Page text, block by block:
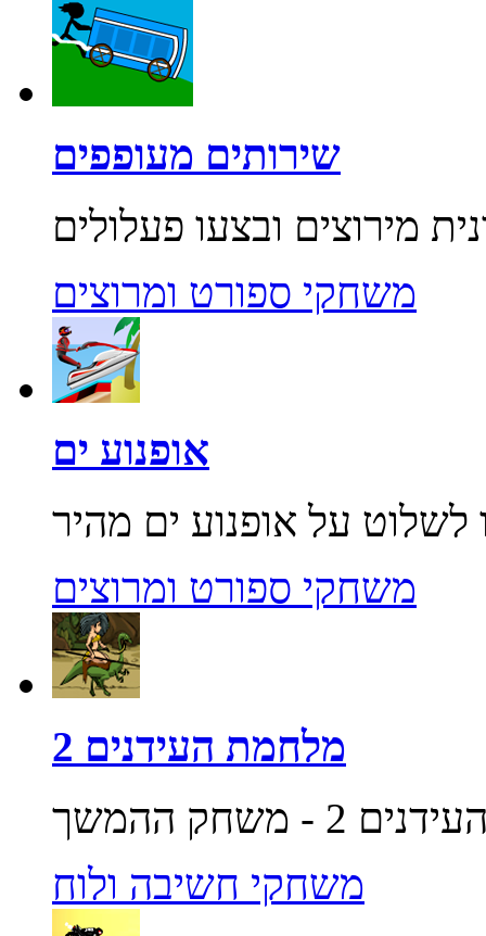
שירותים מעופפים
משחקי ספורט ומרוצים
אופנוע ים
משחקי ספורט ומרוצים
מלחמת העידנים 2
משחקי חשיבה ולוח